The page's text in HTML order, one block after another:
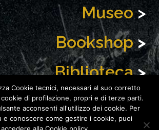
Museo >
Bookshop >
Biblioteca >
News >
Cookie tecnici, necessari al suo corretto
di profilazione, propri e di terze parti.
acconsenti all'utilizzo dei cookie. Per
e conoscere come gestire i cookie, puoi